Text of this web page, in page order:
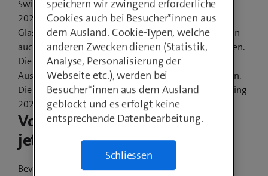
Swisscom hat das Versprechen abgegeben, bis Ende
2021 jede Schweizer Gemeinde mit
Glasfasertechnologien auszubauen. Davon profitieren
auch die Einwohnerinnen und Einwohner von Thörigen.
Die Gemeindevertretung und Swisscom haben den
Ausbau sowie den Baubeginn gemeinsam besprochen.
Die ersten sichtbaren Bauarbeiten beginnen im Frühling
2022.
Vorarbeiten beginnen bereits
jetzt
Bevor ab Frühling 2022 die Glasfaserkabel verlegt
speichern wir zwingend erforderliche
Cookies auch bei Besucher*innen aus
dem Ausland. Cookie-Typen, welche
anderen Zwecken dienen (Statistik,
Analyse, Personalisierung der
Webseite etc.), werden bei
Besucher*innen aus dem Ausland
geblockt und es erfolgt keine
entsprechende Datenbearbeitung.
Schliessen